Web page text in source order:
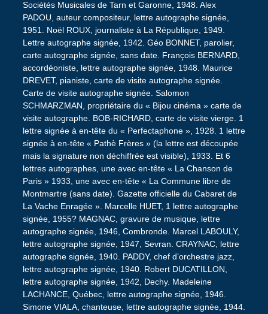
Sociétés Musicales de Tarn et Garonne, 1948. Alex
PADOU, auteur compositeur, lettre autographe signée,
1951. Noël ROUX, journaliste à La République, 1949.
Lettre autographe signée, 1942. Géo BONNET, parolier,
carte autographe signée, sans date. François BERNARD,
accordéoniste, lettre autographe signée, 1948. Maurice
DREVET, pianiste, carte de visite autographe signée.
Carte de visite autographe signée. Salomon
SCHMARZMAN, propriétaire du « Bijou cinéma » carte de
visite autographe. BOB-RICHARD, carte de visite vierge. 1
lettre signée à en-tête du « Perfectaphone », 1928. 1 lettre
signée à en-tête « Pathè Frères » (la lettre est découpée
mais la signature non déchiffrée est visible), 1933. Et 6
lettres autographes, une avec en-tête « La Chanson de
Paris » 1933, une avec en-tête « La Commune libre de
Montmartre (sans date). Gazette officielle du Cabaret de
La Vache Enragée ». Marcelle HUET, 1 lettre autographe
signée, 1955? MAGNAC, gravure de musique, lettre
autographe signée, 1946, Combronde. Marcel LABOULY,
lettre autographe signée, 1947, Sevran. CRAYNAC, lettre
autographe signée, 1940. PADDY, chef d’orchestre jazz,
lettre autographe signée, 1940. Robert DUCATILLON,
lettre autographe signée, 1942, Dechy. Madeleine
LACHANCE, Québec, lettre autographe signée, 1946.
Simone VIALA, chanteuse, lettre autographe signée, 1944.